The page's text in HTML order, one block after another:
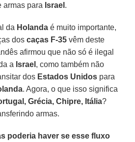
armas para Israel .
da Holanda é muito importante,
doscaças F-35 vêm deste
afirmou que não só é ilegal
a Israel , como também não
dos Estados Unidos para
. Agora, o que isso significa
Grécia, Chipre, Itália?
armas.
poderia haver se esse fluxo